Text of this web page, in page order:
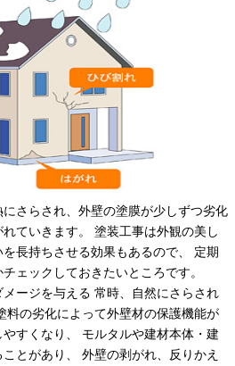
さらされ、外壁の塗膜が少しずつ劣化
ていきます。 塗装工事は外観の美し
長持ちさせる効果もあるので、 定期
ェックしておきたいところです。
メージを与える 常時、自然にさらされ
料の劣化によって外壁材の保護機能が
すくなり、 モルタルや建材本体・建
とがあり、 外壁の剥がれ、反りかえ